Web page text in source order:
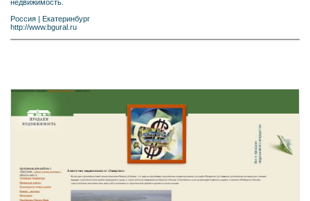
недвижимость.
Россия
Екатеринбург
http://www.bgural.ru